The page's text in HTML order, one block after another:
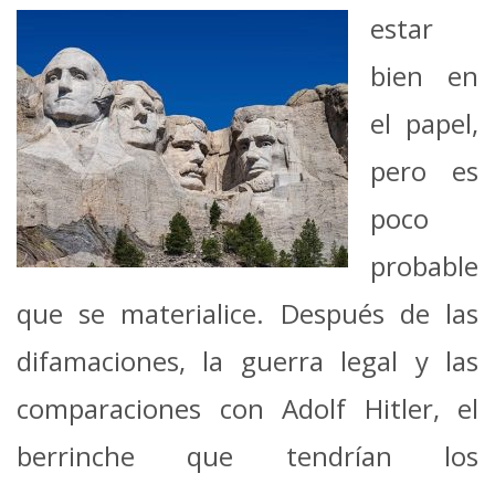
estar
bien en
el papel,
pero es
poco
probable
que se materialice. Después de las
difamaciones, la guerra legal y las
comparaciones con Adolf Hitler, el
berrinche que tendrían los